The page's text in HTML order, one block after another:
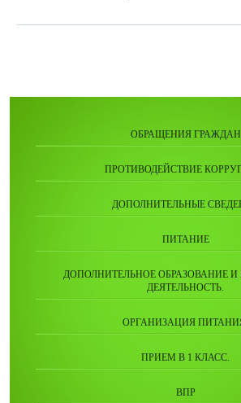
ОБРАЩЕНИЯ ГРАЖДАН
ПРОТИВОДЕЙСТВИЕ
ДОПОЛНИТЕЛЬНЫЕ
ПИТАНИЕ
ДОПОЛНИТЕЛЬНОЕ ОБРАЗОВАНИЕ
ДЕЯТЕЛЬНОСТЬ.
ОРГАНИЗАЦИЯ
ПРИЕМ В 1 КЛАСС.
ВПР